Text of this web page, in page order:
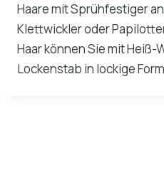
Haare mit Sprühfestiger
Klettwickler oder
Haar können Sie mit Heiß-
Lockenstab in lockige